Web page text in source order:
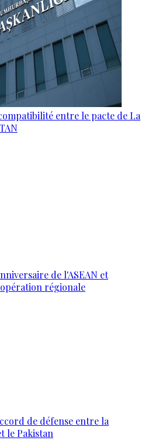
entre le pacte de La
de l'ASEAN et
régionale
de défense entre la
le Pakistan